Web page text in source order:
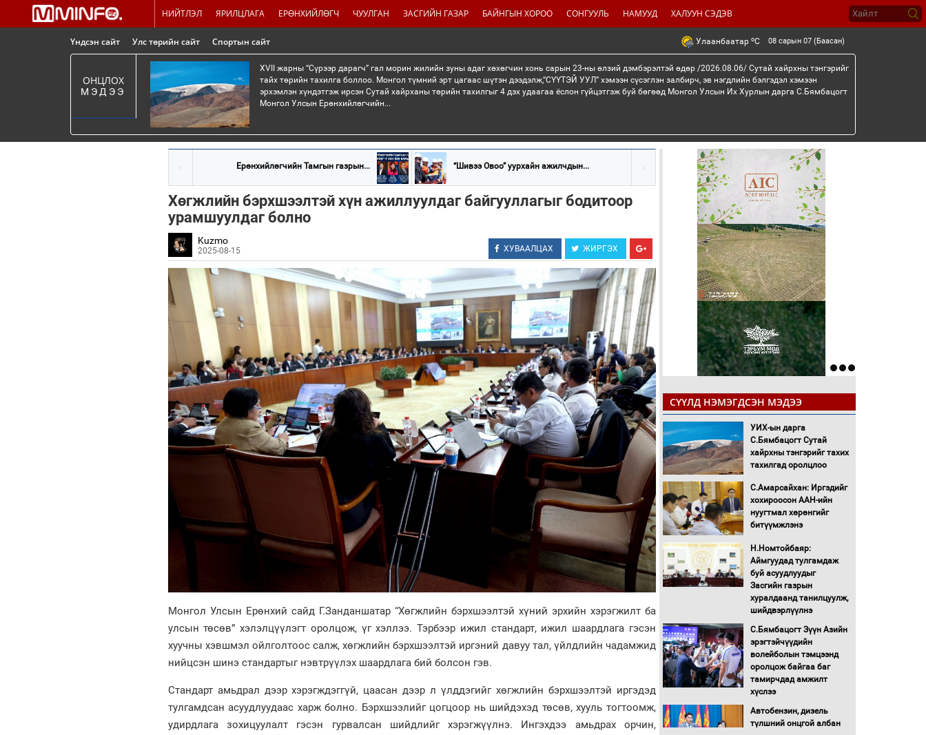
НИЙТЛЭЛ ЯРИЛЦЛАГА ЕРӨНХИЙЛӨГЧ ЧУУЛГАН ЗАСГИЙН ГАЗАР БАЙНГЫН ХОРОО СОНГУУЛЬ НАМУУД ХАЛУУН СЭДЭВ
Үндсэн сайт Улс төрийн сайт Спортын сайт Улаанбаатар oC 08 сарын 07 (Баасан)
ОНЦЛОХ
МЭДЭЭ
XVII жарны “Сүрээр дарагч” гал морин жилийн зуны адаг хөхөгчин хонь сарын 23-ны өлзий дэмбэрэлтэй өдөр /2026.08.06/ Сутай хайрхны тэнгэрийг
тайх төрийн тахилга боллоо. Монгол түмний эрт цагаас шүтэн дээдэлж,“СҮҮТЭЙ УУЛ” хэмээн сүсэглэн залбирч, эв нэгдлийн бэлгэдэл хэмээн
эрхэмлэн хүндэтгэж ирсэн Сутай хайрханы төрийн тахилгыг 4 дэх удаагаа ёслон гүйцэтгэж буй бөгөөд Монгол Улсын Их Хурлын дарга С.Бямбацогт
Монгол Улсын Ерөнхийлөгчийн...
Ерөнхийлөгчийн Тамгын газрын... “Шивээ Овоо” уурхайн ажилчдын...
Хөгжлийн бэрхшээлтэй хүн ажиллуулдаг байгууллагыг бодитоор
урамшуулдаг болно
Kuzmo
2025-08-15 ХУВААЛЦАХ ЖИРГЭХ
Монгол Улсын Ерөнхий сайд Г.Занданшатар “Хөгжлийн бэрхшээлтэй хүний эрхийн хэрэгжилт ба
улсын төсөв” хэлэлцүүлэгт оролцож, үг хэллээ. Тэрбээр ижил стандарт, ижил шаардлага гэсэн
хуучны хэвшмэл ойлголтоос салж, хөгжлийн бэрхшээлтэй иргэний давуу тал, үйлдлийн чадамжид
нийцсэн шинэ стандартыг нэвтрүүлэх шаардлага бий болсон гэв.
Стандарт амьдрал дээр хэрэгждэггүй, цаасан дээр л үлддэгийг хөгжлийн бэрхшээлтэй иргэдэд
тулгамдсан асуудлуудаас харж болно. Бэрхшээлийг цогцоор нь шийдэхэд төсөв, хууль тогтоомж,
удирдлага зохицуулалт гэсэн гурвалсан шийдлийг хэрэгжүүлнэ. Ингэхдээ амьдрах орчин,
СҮҮЛД НЭМЭГДСЭН МЭДЭЭ
УИХ-ын дарга
С.Бямбацогт Сутай
хайрхны тэнгэрийг тахих
тахилгад оролцлоо
С.Амарсайхан: Иргэдийг
хохироосон ААН-ийн
нуугтмал хөрөнгийг
битүүмжлэнэ
Н.Номтойбаяр:
Аймгуудад тулгамдаж
буй асуудлуудыг
Засгийн газрын
хуралдаанд танилцуулж,
шийдвэрлүүлнэ
С.Бямбацогт Зүүн Азийн
эрэгтэйчүүдийн
волейболын тэмцээнд
оролцож байгаа баг
тамирчдад амжилт
хүслээ
Автобензин, дизель
түлшний онцгой албан